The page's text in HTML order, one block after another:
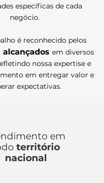
específicas de cada
negócio.
é reconhecido pelos
em diversos
nossa expertise e
em entregar valor e
expectativas.
em
território
nacional